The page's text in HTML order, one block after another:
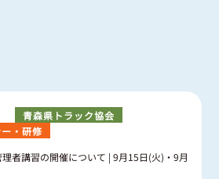
報変更
青森県トラック協会
・研修
者講習の開催について | 9月15日(火)・9月